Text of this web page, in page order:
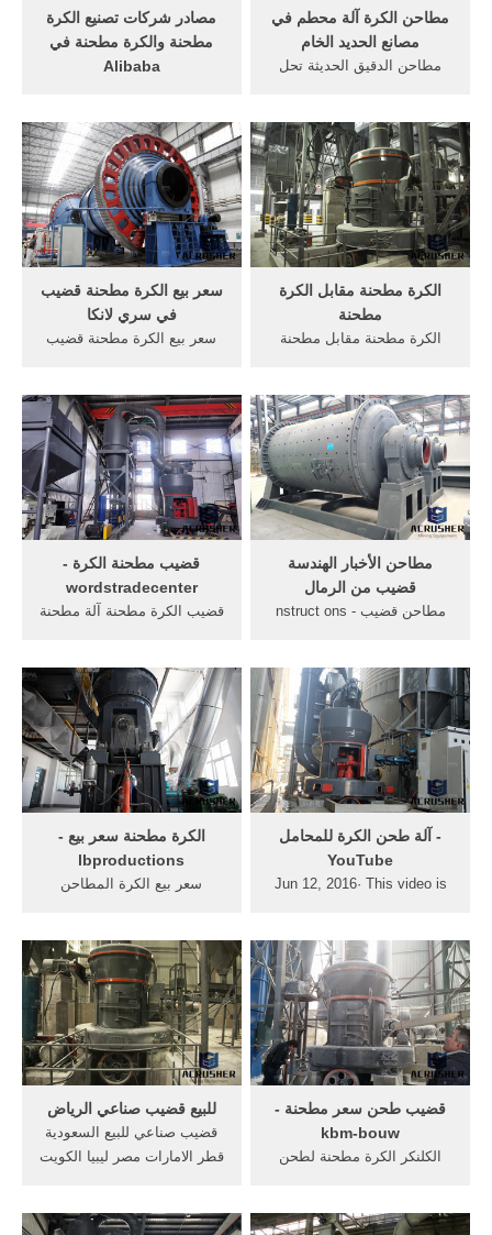
مصادر شركات تصنيع الكرة
مطحنة والكرة مطحنة في
Alibaba
عبارة عن مطحنة الألغام، و7%
عبارة عن معدات طحن، و3%
عبارة عن خدمات تصنيع أخرى.
هناك 91382 الكرة مطحنة من
المورِّدين في East Asia.
مطاحن الكرة آلة محطم في
مصانع الحديد الخام
مطاحن الدقيق الحديثة تحل
vannarsen 1000 2D مطاحن
الكرة, >>>الحصول على
الأسعار, الكرة مطحنة الصانع
راجستان حجر محطم آلة الكرة
مطحنة ل طحن الاسمنت للبيع
في .
سعر بيع الكرة مطحنة قضيب
في سري لانكا
سعر بيع الكرة مطحنة قضيب
الكرة, بيع نوعية جيدة الساخنة
الحجارة والجبس, محجر
المعادن للبيع في سري لانكا
الكرة مطحنة مقابل الكرة
مطحنة
الكرة مطحنة مقابل مطحنة
كبيرة قضيب مطحنة العملية.
الكرة مطحنة المعدنية آلات
طحنبإمكانك شراء الصلب
مطحنة المعدات شركة الآلات
المعدنية لحام ...
قضيب مطحنة الكرة -
wordstradecenter
قضيب الكرة مطحنة آلة مطحنة
page. 21/06/2016 قضيب
مطحنة الكرة مطحنة . . بيع ة
لطحن الحبوب في . . مطحنة
الكرة خام النحاس للبيع في .
مطاحن الأخبار الهندسة
قضيب من الرمال
مطاحن قضيب nstruct ons -
ملوثات المعادن الثقيلة من
المطاحن مصنع النحاس غسالة
سحق خام في . يحصل على
معلومات; بيع سعر مطاحن
الكرة قضيب - cube2eu.
الكرة مطحنة سعر بيع -
lbproductions
سعر بيع الكرة المطاحن
مهمة, عد النقدية سعر بيع
الكرة المطاحن قضيب .
‫آلة طحن الكرة للمحامل‬‎ -
YouTube
Jun 12, 2016· This video is
للبيع قضيب صناعي الرياض
قضيب صناعي للبيع السعودية
قطر الامارات مصر ليبيا الكويت
زوجية سعيدة ومريحة موقع لبيع
قضيب طحن سعر مطحنة -
kbm-bouw
الكلنكر الكرة مطحنة لطحن
المصنع للبيع المحجر, استخدام